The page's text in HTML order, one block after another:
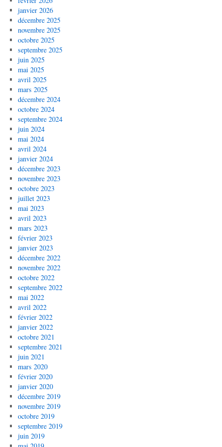
janvier 2026
décembre 2025
novembre 2025
octobre 2025
septembre 2025
juin 2025
mai 2025
avril 2025
mars 2025
décembre 2024
octobre 2024
septembre 2024
juin 2024
mai 2024
avril 2024
janvier 2024
décembre 2023
novembre 2023
octobre 2023
juillet 2023
mai 2023
avril 2023
mars 2023
février 2023
janvier 2023
décembre 2022
novembre 2022
octobre 2022
septembre 2022
mai 2022
avril 2022
février 2022
janvier 2022
octobre 2021
septembre 2021
juin 2021
mars 2020
février 2020
janvier 2020
décembre 2019
novembre 2019
octobre 2019
septembre 2019
juin 2019